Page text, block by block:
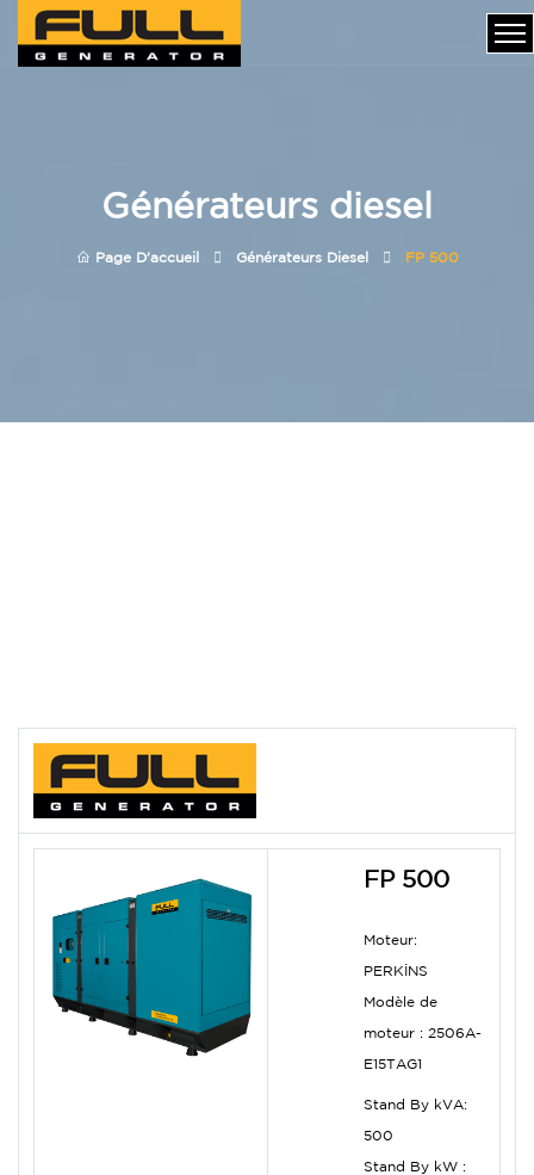
Générateurs diesel
Page D'accueil Générateurs Diesel FP 500
FP 500
Moteur:
PERKİNS
Modèle de
moteur : 2506A-
E15TAG1
Stand By kVA:
500
Stand By kW :